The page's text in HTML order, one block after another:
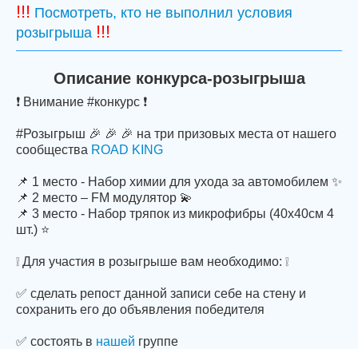
!!! Посмотреть, кто не выполнил условия
розыгрыша !!!
Описание конкурса-розыгрыша
❗ Внимание #конкурс ❗
#Розыгрыш 🎉 🎉 🎉 на три призовых места от нашего
сообщества ROAD KING
📌 1 место - Набор химии для ухода за автомобилем ✨
📌 2 место – FM модулятор 💫
📌 3 место - Набор тряпок из микрофибры (40х40см 4
шт.) ⭐
❕ Для участия в розыгрыше вам необходимо: ❕
✅ сделать репост данной записи себе на стену и
сохранить его до объявления победителя
✅ состоять в нашей группе